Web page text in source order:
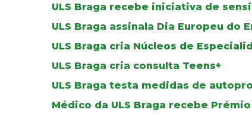
ULS Braga recebe iniciativa de
ULS Braga assinala Dia Europeu
ULS Braga cria Núcleos de
ULS Braga cria consulta Teens+
ULS Braga testa medidas de
Médico da ULS Braga recebe Prémio